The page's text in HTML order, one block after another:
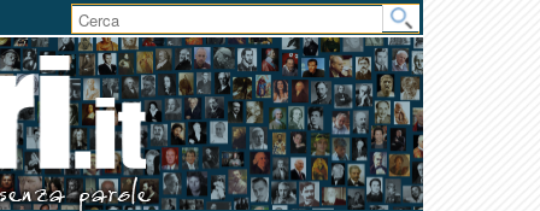
User
area